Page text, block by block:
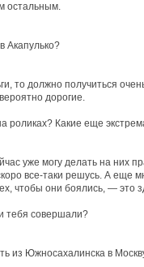
остальным.
Акапулько?
то должно получиться
дорогие.
роликах? Какие еще
уже могу делать на них
все-таки решусь. А еще
чтобы они боялись, — это
тебя совершали?
из Южносахалинска в